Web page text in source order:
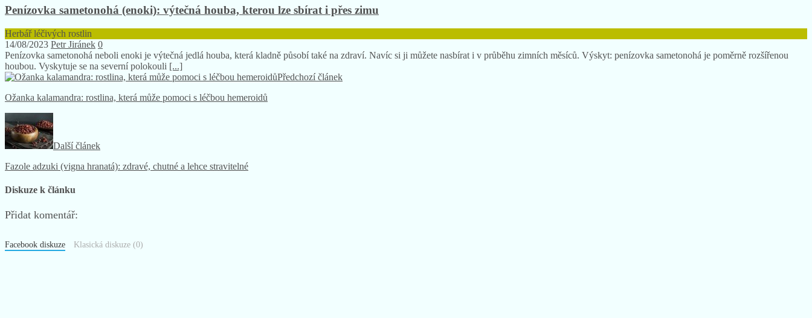
Penízovka sametonohá (enoki): výtečná houba, kterou lze sbírat i přes zimu
Herbář léčivých rostlin
14/08/2023 Petr Jiránek 0
Penízovka sametonohá neboli enoki je výtečná jedlá houba, která kladně působí také na zdraví. Navíc si ji můžete nasbírat i v průběhu zimních měsíců. Výskyt: penízovka sametonohá je poměrně rozšířenou
houbou. Vyskytuje se na severní polokouli [...]
Předchozí článek
Ožanka kalamandra: rostlina, která může pomoci s léčbou hemeroidů
Další článek
Fazole adzuki (vigna hranatá): zdravé, chutné a lehce stravitelné
Diskuze k článku
Přidat komentář:
Facebook diskuze Klasická diskuze (0)